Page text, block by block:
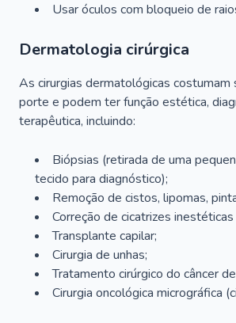
Usar óculos com bloqueio de
Dermatologia cirúrgica
As cirurgias dermatológicas costumam
porte e podem ter função estética,
terapêutica, incluindo:
Biópsias (retirada de uma
tecido para diagnóstico);
Remoção de cistos, lipomas,
Correção de cicatrizes
Transplante capilar;
Cirurgia de unhas;
Tratamento cirúrgico do câncer
Cirurgia oncológica micrográfica